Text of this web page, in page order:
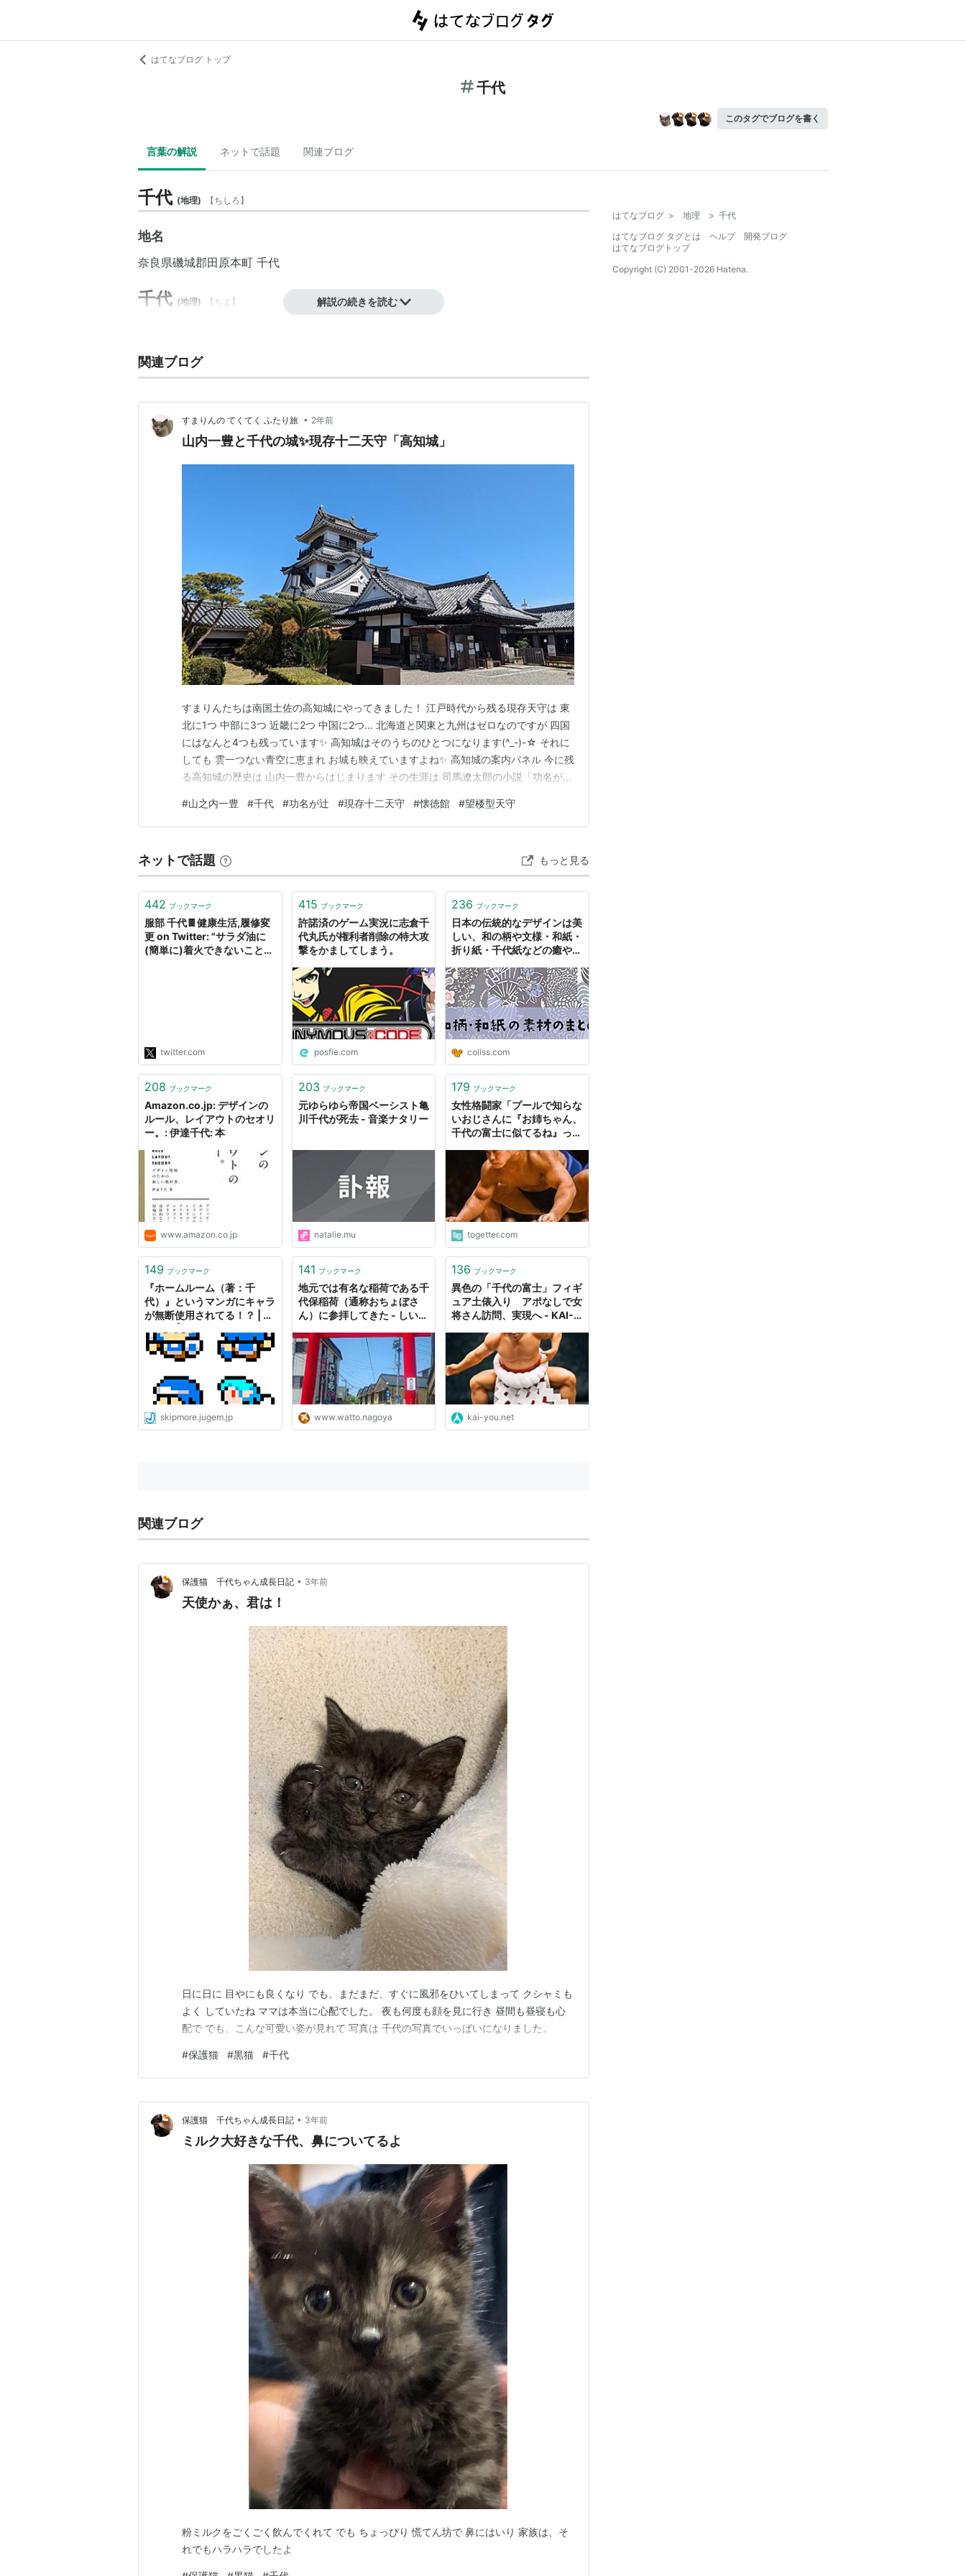
はてなブログ トップ
千代
このタグでブログを書く
言葉の解説 ネットで話題 関連ブログ
千代 (地理) 【ちしろ】
地名
奈良県磯城郡田原本町 千代
千代 (地理) 【 ちよ 】
福岡県福岡市
解説の続きを読む
関連ブログ
すまりんの てくてく ふたり旅 • 2年前
山内一豊と千代の城✨現存十二天守「高知城」
すまりんたちは南国土佐の高知城にやってきました！ 江戸時代から残る現存天守は 東
北に1つ 中部に3つ 近畿に2つ 中国に2つ… 北海道と関東と九州はゼロなのですが 四国
にはなんと4つも残っています✨ 高知城はそのうちのひとつになります(^_-)-☆ それに
しても 雲一つない青空に恵まれ お城も映えていますよね✨ 高知城の案内パネル 今に残
る高知城の歴史は 山内一豊からはじまります その生涯は 司馬遼太郎の小説「功名が
ね(^_-)-☆ 上川隆也さんが 山内一豊を... 仲間由紀恵さんが 妻の千代（見性院）を演じ
ら…
#山之内一豊 #千代 #功名が辻 #現存十二天守 #懐徳館 #望楼型天守
ネットで話題 もっと見る
442 ブックマーク
服部 千代🍫健康生活,履修変
更 on Twitter: "サラダ油に
(簡単に)着火できないことを
twitter.com
415 ブックマーク
許諾済のゲーム実況に志倉千
代丸氏が権利者削除の特大攻
撃をかましてしまう。
posfie.com
236 ブックマーク
日本の伝統的なデザインは美
しい、和の柄や文様・和紙・
折り紙・千代紙などの癒やし
coliss.com
208 ブックマーク
Amazon.co.jp: デザインの
ルール、レイアウトのセオリ
ー。: 伊達千代: 本
www.amazon.co.jp
203 ブックマーク
元ゆらゆら帝国ベーシスト亀
川千代が死去 - 音楽ナタリー
natalie.mu
179 ブックマーク
女性格闘家「プールで知らな
いおじさんに『お姉ちゃん、
千代の富士に似てるね』って
っては最上級の褒め言葉らし
togetter.com
149 ブックマーク
『ホームルーム（著：千
代）』というマンガにキャラ
が無断使用されてる！？ | ユ
skipmore.jugem.jp
141 ブックマーク
地元では有名な稲荷である千
代保稲荷（通称おちょぼさ
ん）に参拝してきた - しいた
www.watto.nagoya
136 ブックマーク
異色の「千代の富士」フィギ
ュア土俵入り アポなしで女
将さん訪問、実現へ - KAI-
kai-you.net
関連ブログ
保護猫 千代ちゃん成長日記 • 3年前
天使かぁ、君は！
日に日に 目やにも良くなり でも、まだまだ、すぐに風邪をひいてしまって クシャミも
よく していたね ママは本当に心配でした。 夜も何度も顔を見に行き 昼間も昼寝も心
配で でも、こんな可愛い姿が見れて 写真は 千代の写真でいっぱいになりました。
#保護猫 #黒猫 #千代
保護猫 千代ちゃん成長日記 • 3年前
ミルク大好きな千代、鼻についてるよ
粉ミルクをごくごく飲んでくれて でも ちょっぴり 慌てん坊で 鼻にはいり 家族は、そ
れでもハラハラでしたよ
はてなブログ > 地理 > 千代
はてなブログ タグとは
ヘルプ
開発ブログ
はてなブログトップ
Copyright (C) 2001-2026 Hatena.